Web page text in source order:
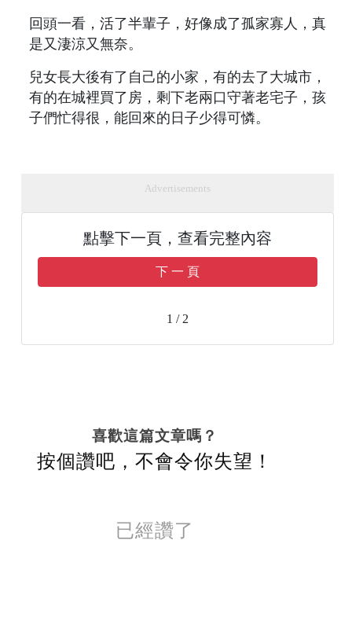
回頭一看，活了半輩子，好像成了孤家寡人，真
是又淒涼又無奈。
兒女長大後有了自己的小家，有的去了大城市，
有的在城裡買了房，剩下老兩口守著老宅子，孩
子們忙得很，能回來的日子少得可憐。
Advertisements
點擊下一頁，查看完整內容
下 一 頁
1 / 2
喜歡這篇文章嗎？
按個讚吧，不會令你失望！
已經讚了